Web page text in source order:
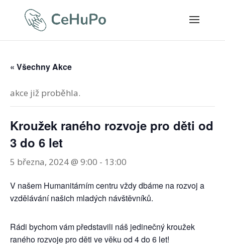
« Všechny Akce
akce již proběhla.
Kroužek raného rozvoje pro děti od
3 do 6 let
5 března, 2024 @ 9:00 - 13:00
V našem Humanitárním centru vždy dbáme na rozvoj a
vzdělávání našich mladých návštěvníků.
Rádi bychom vám představili náš jedinečný kroužek
raného rozvoje pro děti ve věku od 4 do 6 let!